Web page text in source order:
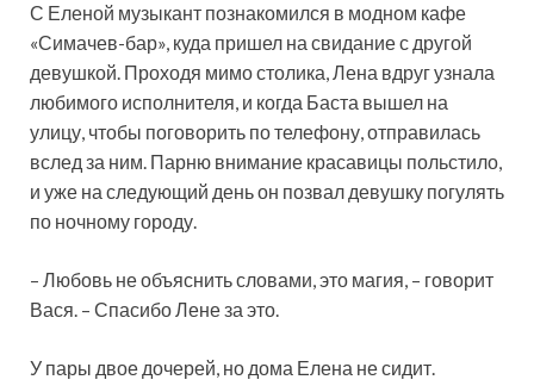
С Еленой музыкант познакомился в модном кафе
«Симачев-бар», куда пришел на свидание с другой
девушкой. Проходя мимо столика, Лена вдруг узнала
любимого исполнителя, и когда Баста вышел на
улицу, чтобы поговорить по телефону, отправилась
вслед за ним. Парню внимание красавицы польстило,
и уже на следующий день он позвал девушку погулять
по ночному городу.
– Любовь не объяснить словами, это магия, – говорит
Вася. – Спасибо Лене за это.
У пары двое дочерей, но дома Елена не сидит.